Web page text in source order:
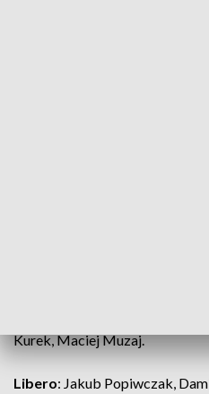
Kurek, Maciej Muzaj.
Libero: Jakub Popiwczak,